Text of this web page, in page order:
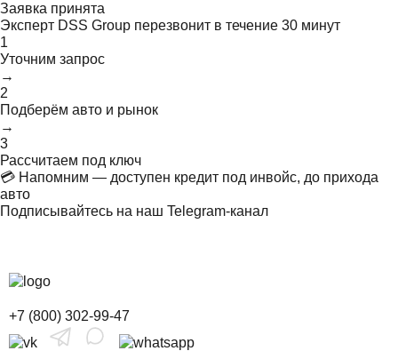
Заявка принята
Эксперт DSS Group перезвонит в течение 30 минут
1
Уточним запрос
→
2
Подберём авто и рынок
→
3
Рассчитаем под ключ
💳 Напомним — доступен кредит под инвойс, до прихода
авто
Подписывайтесь на наш Telegram-канал
+7 (800) 302-99-47